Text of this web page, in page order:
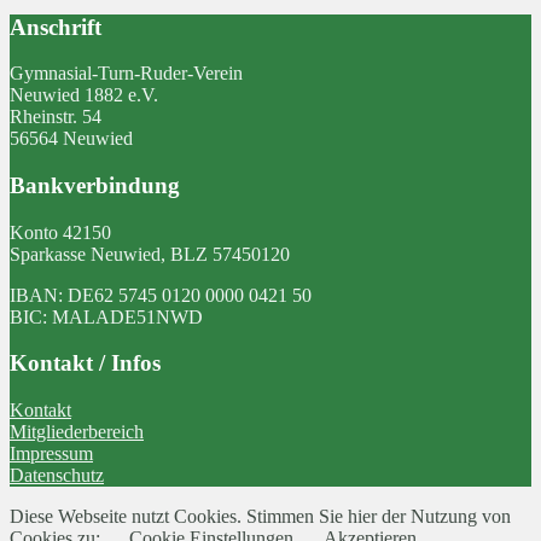
Anschrift
Gymnasial-Turn-Ruder-Verein
Neuwied 1882 e.V.
Rheinstr. 54
56564 Neuwied
Bankverbindung
Konto 42150
Sparkasse Neuwied, BLZ 57450120
IBAN: DE62 5745 0120 0000 0421 50
BIC: MALADE51NWD
Kontakt / Infos
Kontakt
Mitgliederbereich
Impressum
Datenschutz
Diese Webseite nutzt Cookies. Stimmen Sie hier der Nutzung von